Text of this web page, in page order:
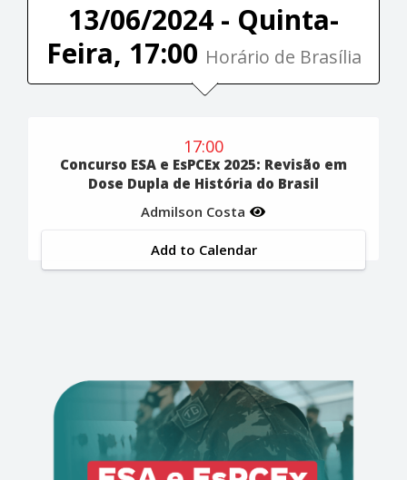
13/06/2024 - Quinta-
Feira, 17:00 Horário de Brasília
17:00
Concurso ESA e EsPCEx 2025: Revisão em
Dose Dupla de História do Brasil
Admilson Costa
Add to Calendar